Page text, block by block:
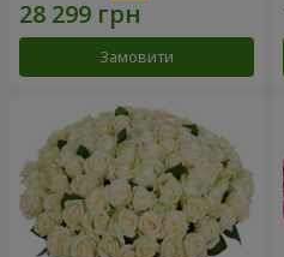
Замовити